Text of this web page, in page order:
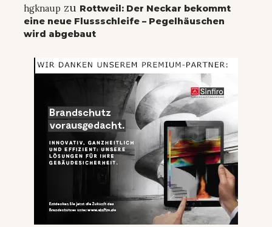
hgknaup zu Rottweil: Der Neckar bekommt
eine neue Flussschleife – Pegelhäuschen
wird abgebaut